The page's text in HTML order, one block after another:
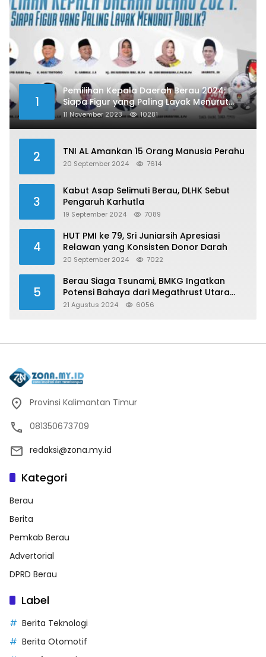
1
Pemilihan Kepala Daerah Berau 2024:
Siapa Figur yang Paling Layak Menurut
Publik?
11 November 2023 10281
2 TNI AL Amankan 15 Orang Manusia Perahu
20 September 2024 7614
3
Kabut Asap Selimuti Berau, DLHK Sebut
Pengaruh Karhutla
19 September 2024 7089
4
HUT PMI ke 79, Sri Juniarsih Apresiasi
Relawan yang Konsisten Donor Darah
20 September 2024 7022
5
Berau Siaga Tsunami, BMKG Ingatkan
Potensi Bahaya dari Megathrust Utara
Sulawesi
21 Agustus 2024 6056
Provinsi Kalimantan Timur
081350673709
redaksi@zona.my.id
Kategori
Berau
Berita
Pemkab Berau
Advertorial
DPRD Berau
Label
Berita Teknologi
Berita Otomotif